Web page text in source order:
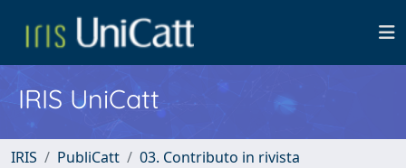
IRIS UniCatt
IRIS PubliCatt
03. Contributo in rivista